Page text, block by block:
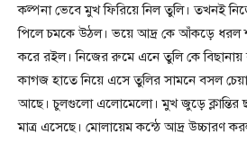
কল্পনা ভেবে মুখ ফিরিয়ে নিল তুলি। তখনই
পিলে চমকে উঠল। ভয়ে আদ্র কে আঁকড়ে ধরল
করে রইল। নিজের রুমে এনে তুলি কে
কাগজ হাতে নিয়ে এসে তুলির সামনে বসল
আছে। চুলগুলো এলোমেলো। মুখ জুড়ে ক্লান্তির
মাত্র এসেছে। মোলায়েম কন্ঠে আদ্র উচ্চারণ